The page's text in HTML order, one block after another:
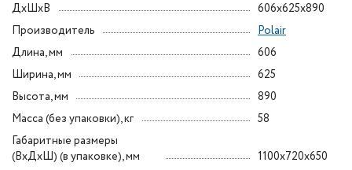
ДxШxВ
606x625x890
Производитель
Polair
Длина, мм
606
Ширина, мм
625
Высота, мм
890
Масса (без упаковки), кг
58
Габаритные размеры
(ВxДxШ) (в упаковке), мм
1100x720x650